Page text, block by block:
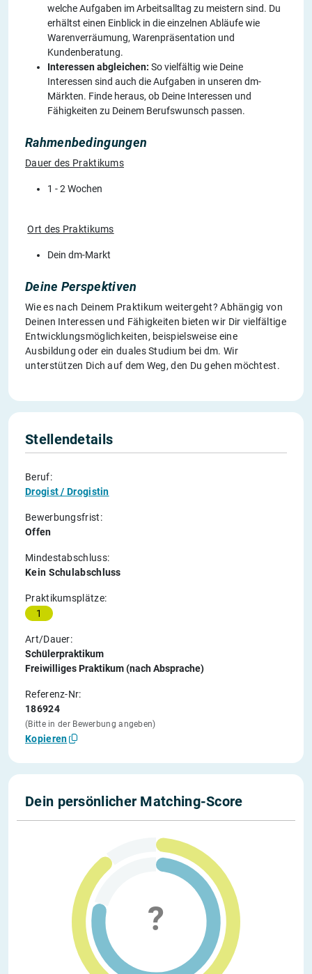
welche Aufgaben im Arbeitsalltag zu meistern sind. Du
erhältst einen Einblick in die einzelnen Abläufe wie
Warenverräumung, Warenpräsentation und
Kundenberatung.
Interessen abgleichen: So vielfältig wie Deine
Interessen sind auch die Aufgaben in unseren dm-
Märkten. Finde heraus, ob Deine Interessen und
Fähigkeiten zu Deinem Berufswunsch passen.
Rahmenbedingungen
Dauer des Praktikums
1 - 2 Wochen
Ort des Praktikums
Dein dm-Markt
Deine Perspektiven
Wie es nach Deinem Praktikum weitergeht? Abhängig von
Deinen Interessen und Fähigkeiten bieten wir Dir vielfältige
Entwicklungsmöglichkeiten, beispielsweise eine
Ausbildung oder ein duales Studium bei dm. Wir
unterstützen Dich auf dem Weg, den Du gehen möchtest.
Stellendetails
Beruf:
Drogist / Drogistin
Bewerbungsfrist:
Offen
Mindestabschluss:
Kein Schulabschluss
Praktikumsplätze:
1
Art/Dauer:
Schülerpraktikum
Freiwilliges Praktikum (nach Absprache)
Referenz-Nr:
186924
(Bitte in der Bewerbung angeben)
Kopieren
Dein persönlicher Matching-Score